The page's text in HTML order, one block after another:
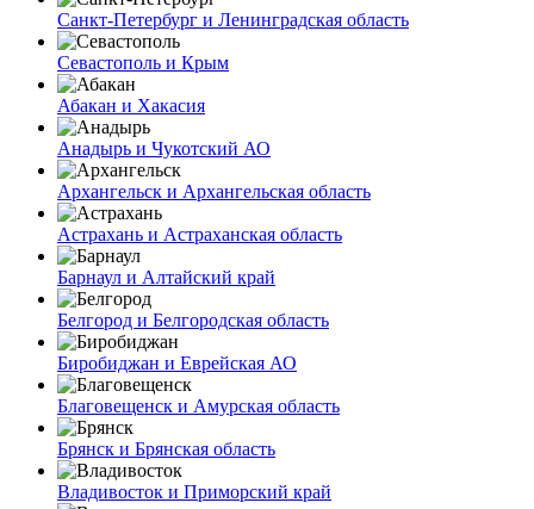
Санкт-Петербург и Ленинградская область
Севастополь и Крым
Абакан и Хакасия
Анадырь и Чукотский АО
Архангельск и Архангельская область
Астрахань и Астраханская область
Барнаул и Алтайский край
Белгород и Белгородская область
Биробиджан и Еврейская АО
Благовещенск и Амурская область
Брянск и Брянская область
Владивосток и Приморский край